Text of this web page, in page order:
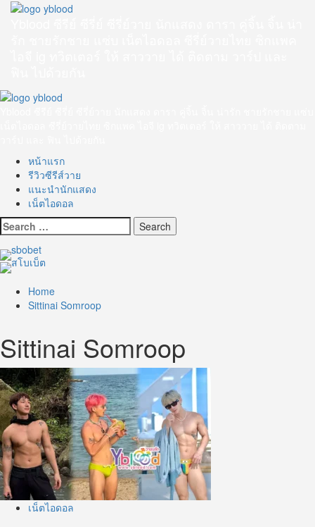
Skip
Primary
หน้าแรก
รีวิวซีรีส์วาย
แนะนำนักแสดง
เน็ตไอดอล
Search
for:
Home
Sittinai Somroop
Sittinai Somroop
เน็ตไอดอล